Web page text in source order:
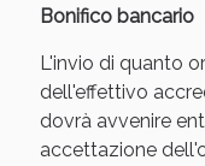
Bonifico bancario
L'invio di quanto
dell'effettivo
dovrà avvenire
accettazione